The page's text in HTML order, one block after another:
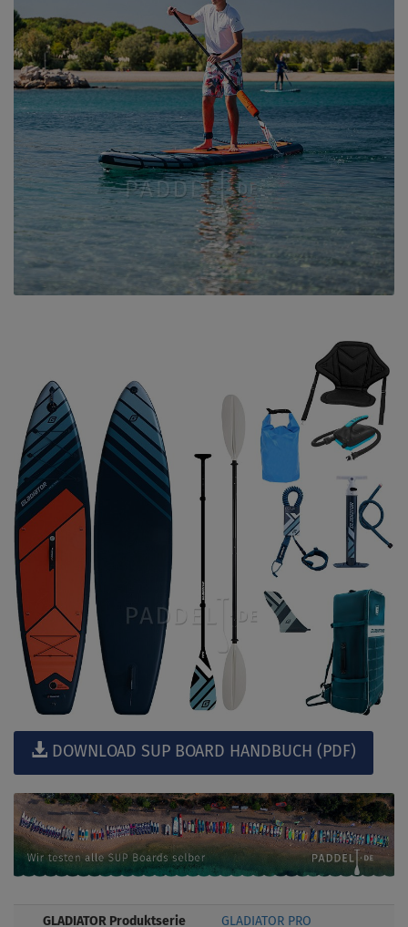
DOWNLOAD SUP BOARD HANDBUCH (PDF)
GLADIATOR Produktserie GLADIATOR PRO